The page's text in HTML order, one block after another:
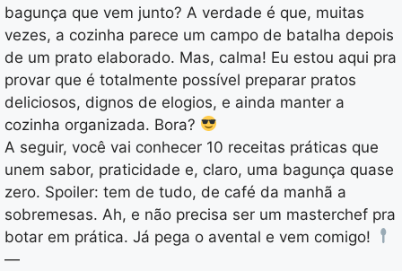
bagunça que vem junto? A verdade é que, muitas
vezes, a cozinha parece um campo de batalha depois
de um prato elaborado. Mas, calma! Eu estou aqui pra
provar que é totalmente possível preparar pratos
deliciosos, dignos de elogios, e ainda manter a
cozinha organizada. Bora?
A seguir, você vai conhecer 10 receitas práticas que
unem sabor, praticidade e, claro, uma bagunça quase
zero. Spoiler: tem de tudo, de café da manhã a
sobremesas. Ah, e não precisa ser um masterchef pra
botar em prática. Já pega o avental e vem comigo!
—